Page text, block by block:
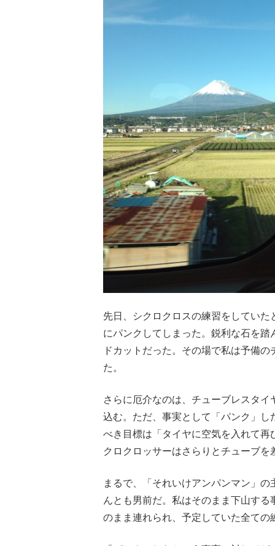
先日、シクロクロスの練習をしてい
にパンクしてしまった。鋭利な石を
ドカットだった。その場で私は予備
た。
さらに厄介なのは、チューブレスタ
込む。ただ、事実として「パンク」
べき目標は「タイヤに空気を入れて
クロクロッサーはさらりとチューブ
まるで、「それいけアンパンマン」
んとも男前だ。私はそのまま下山す
のまま連れられ、予定していた全て